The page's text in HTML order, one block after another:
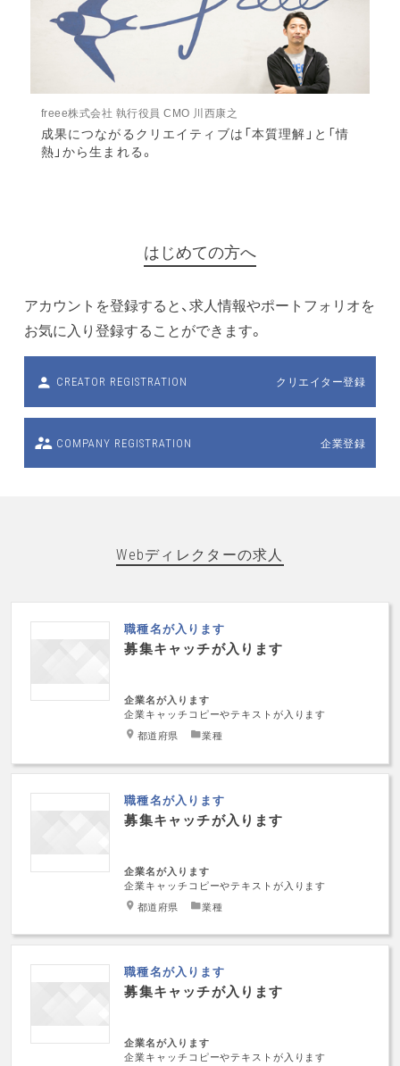
freee株式会社 執行役員 CMO 川西康之
成果につながるクリエイティブは「本質理解」と「情
熱」から生まれる。
はじめての方へ
アカウントを登録すると、求人情報やポートフォリオを
お気に入り登録することができます。
CREATOR REGISTRATION クリエイター登録
COMPANY REGISTRATION 企業登録
Webディレクターの求人
職種名が入ります
募集キャッチが入ります
企業名が入ります
企業キャッチコピーやテキストが入ります
都道府県 業種
職種名が入ります
募集キャッチが入ります
企業名が入ります
企業キャッチコピーやテキストが入ります
都道府県 業種
職種名が入ります
募集キャッチが入ります
企業名が入ります
企業キャッチコピーやテキストが入ります